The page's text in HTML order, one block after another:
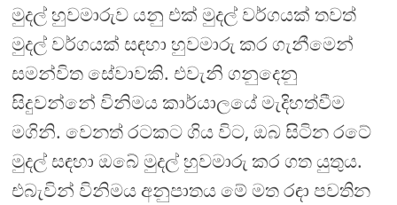
මුදල් හුවමාරුව යනු එක් මුදල් වර්ගයක් තවත්
මුදල් වර්ගයක් සඳහා හුවමාරු කර ගැනීමෙන්
සමන්විත සේවාවකි. එවැනි ගනුදෙනු
සිදුවන්නේ විනිමය කාර්යාලයේ මැදිහත්වීම
මගිනි. වෙනත් රටකට ගිය විට, ඔබ සිටින රටේ
මුදල් සඳහා ඔබේ මුදල් හුවමාරු කර ගත යුතුය.
එබැවින් විනිමය අනුපාතය මේ මත රඳා පවතින